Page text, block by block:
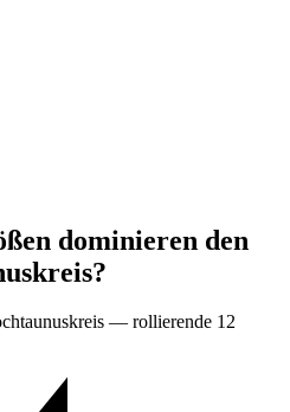
dominieren den
— rollierende 12